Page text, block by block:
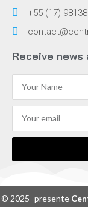
+55 (17)
Receive
© 2025–presente